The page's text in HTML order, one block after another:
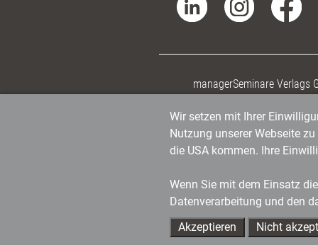
managerSeminare Verlags
Wir setzen mit Ihrer
Nutzung unserer Webseite
die USA kommen. Ihre
Wenn Sie mit dem Einsatz
Datenverarbeitung und den
Akzeptieren
Nicht